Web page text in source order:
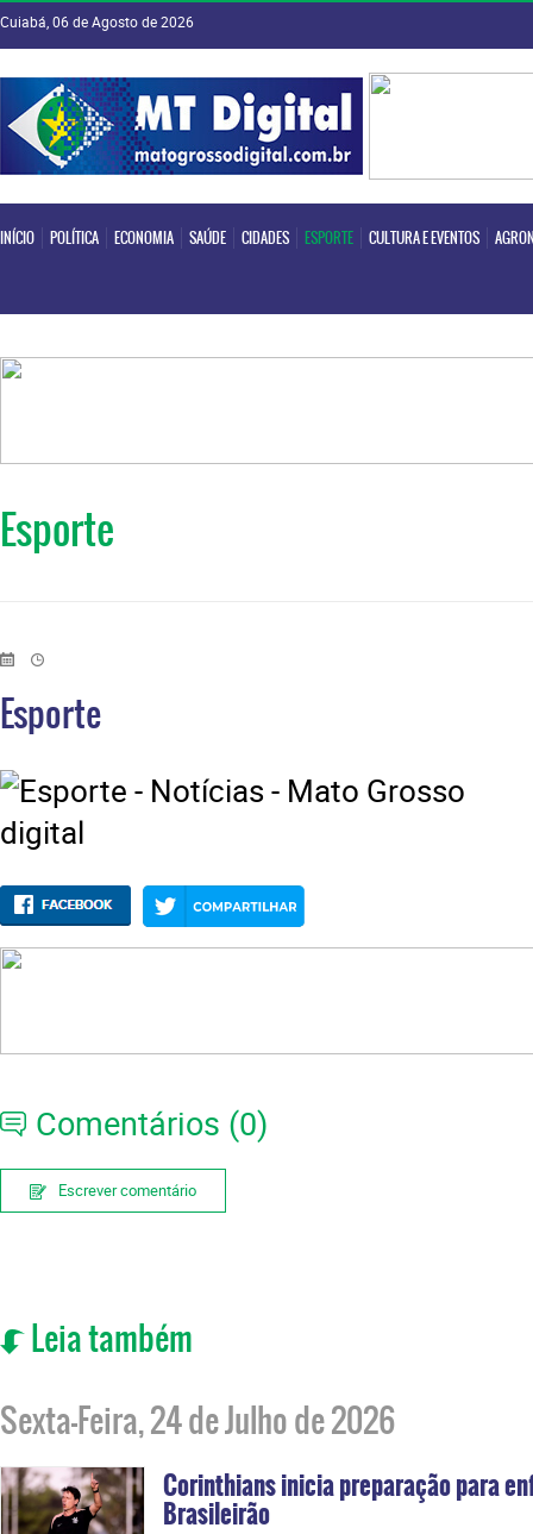
Cuiabá, 06 de Agosto de 2026
INÍCIO POLÍTICA ECONOMIA SAÚDE CIDADES ESPORTE CULTURA E EVENTOS
INÍCIO POLÍTICA ECONOMIA SAÚDE
Esporte
Esporte
Comentários (0)
Escrever comentário
Leia também
Sexta-Feira, 24 de Julho de 2026
Corinthians inicia preparação para
Brasileirão